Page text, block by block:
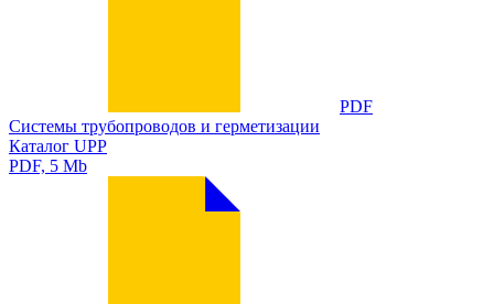
PDF
Системы трубопроводов и герметизации
Каталог UPP
PDF, 5 Mb